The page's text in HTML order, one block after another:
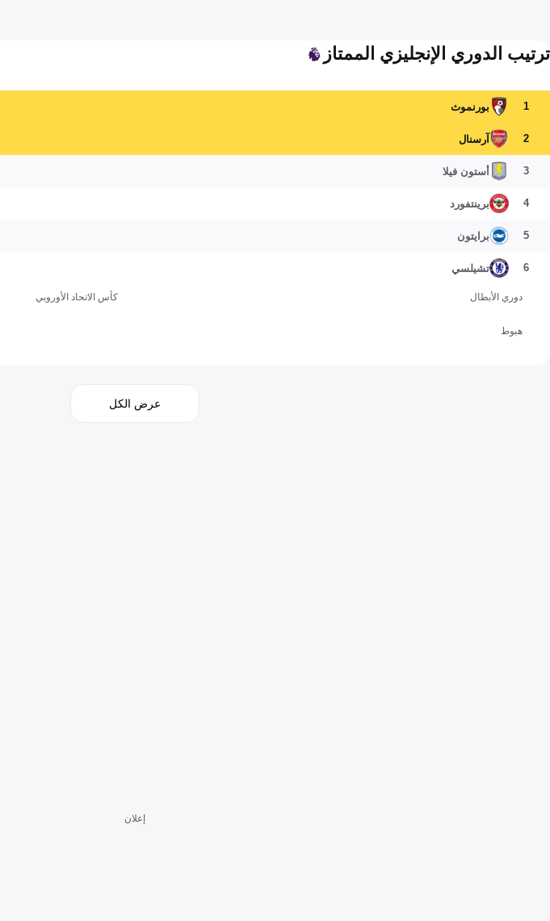
ترتيب الدوري الإنجليزي الممتاز
1 بورنموث
2 آرسنال
3 أستون فيلا
4 برينتفورد
5 برايتون
6 تشيلسي
دوري الأبطال كأس الاتحاد الأوروبي
هبوط
عرض الكل
إعلان